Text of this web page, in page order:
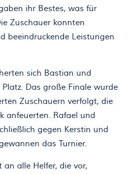
ihr Bestes, was für
Zuschauer konnten
beeindruckende Leistungen
sich Bastian und
Das große Finale wurde
Zuschauern verfolgt, die
anfeuerten. Rafael und
gegen Kerstin und
das Turnier.
alle Helfer, die vor,